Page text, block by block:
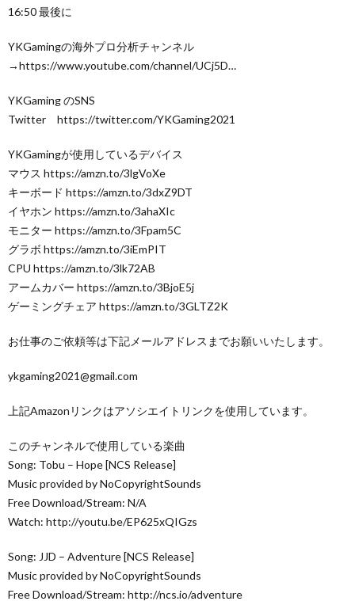
16:50 最後に
YKGamingの海外プロ分析チャンネル
→https://www.youtube.com/channel/UCj5D…
YKGaming のSNS
Twitter https://twitter.com/YKGaming2021
YKGamingが使用しているデバイス
マウス https://amzn.to/3lgVoXe
キーボード https://amzn.to/3dxZ9DT
イヤホン https://amzn.to/3ahaXIc
モニター https://amzn.to/3Fpam5C
グラボ https://amzn.to/3iEmPIT
CPU https://amzn.to/3lk72AB
アームカバー https://amzn.to/3BjoE5j
ゲーミングチェア https://amzn.to/3GLTZ2K
お仕事のご依頼等は下記メールアドレスまでお願いいたします。
ykgaming2021@gmail.com
上記Amazonリンクはアソシエイトリンクを使用しています。
このチャンネルで使用している楽曲
Song: Tobu – Hope [NCS Release]
Music provided by NoCopyrightSounds
Free Download/Stream: N/A
Watch: http://youtu.be/EP625xQIGzs
Song: JJD – Adventure [NCS Release]
Music provided by NoCopyrightSounds
Free Download/Stream: http://ncs.io/adventure